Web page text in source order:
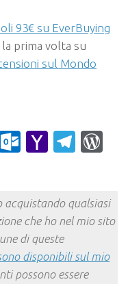
93€ su EverBuying
prima volta su
sul Mondo
Gmail Yahoo
acquistando qualsiasi
che ho nel mio sito
di queste
disponibili sul mio
possono essere